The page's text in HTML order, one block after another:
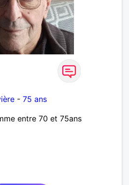
- 75 ans
entre 70 et 75ans